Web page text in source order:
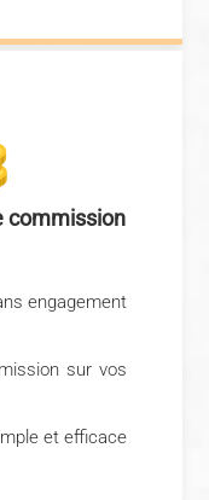
commission
engagement
sur vos
et efficace